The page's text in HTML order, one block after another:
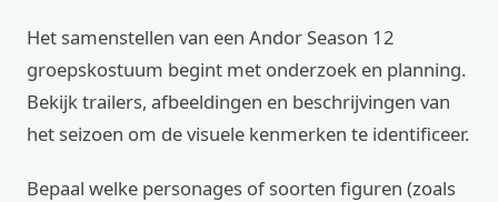
Het samenstellen van een Andor Season 12
groepskostuum begint met onderzoek en planning.
Bekijk trailers, afbeeldingen en beschrijvingen van
het seizoen om de visuele kenmerken te identificeer.
Bepaal welke personages of soorten figuren (zoals